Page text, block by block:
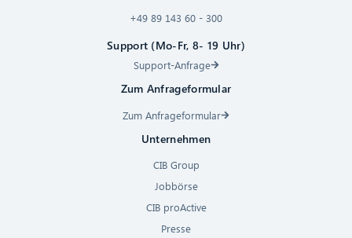
+49 89 143 60 - 300
Support (Mo-Fr, 8- 19 Uhr)
Support-Anfrage
Zum Anfrageformular
Zum Anfrageformular
Unternehmen
CIB Group
Jobbörse
CIB proActive
Presse